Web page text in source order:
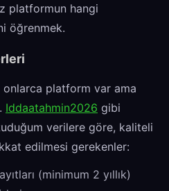
platformun hangi
öğrenmek.
onlarca platform var ama
Iddaatahmin2026 gibi
verilere göre, kaliteli
edilmesi gerekenler:
(minimum 2 yıllık)